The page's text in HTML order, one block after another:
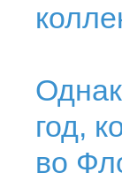
год,
во